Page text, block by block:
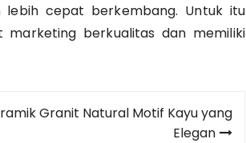
lebih cepat berkembang. Untuk itu
marketing berkualitas dan memiliki
Granit Natural Motif Kayu yang
Elegan